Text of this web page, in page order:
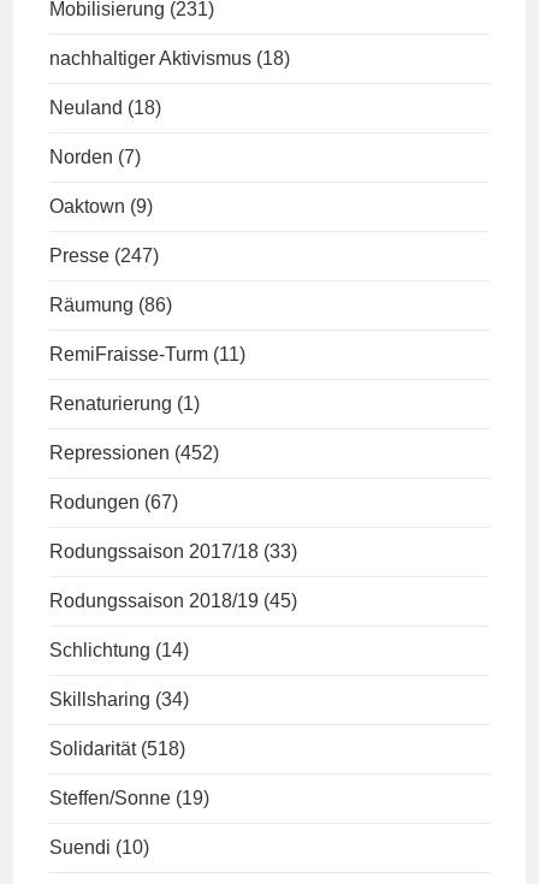
Mobilisierung (231)
nachhaltiger Aktivismus (18)
Neuland (18)
Norden (7)
Oaktown (9)
Presse (247)
Räumung (86)
RemiFraisse-Turm (11)
Renaturierung (1)
Repressionen (452)
Rodungen (67)
Rodungssaison 2017/18 (33)
Rodungssaison 2018/19 (45)
Schlichtung (14)
Skillsharing (34)
Solidarität (518)
Steffen/Sonne (19)
Suendi (10)